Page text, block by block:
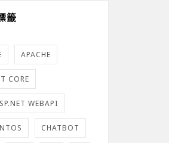
籤
APACHE
CORE
WEBAPI
CHATBOT